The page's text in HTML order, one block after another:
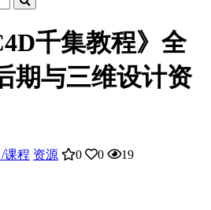
千集教程》全
期与三维设计资
课程 资源 0 0 19